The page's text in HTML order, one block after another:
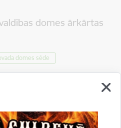
domes ārkārtas
domes sēde